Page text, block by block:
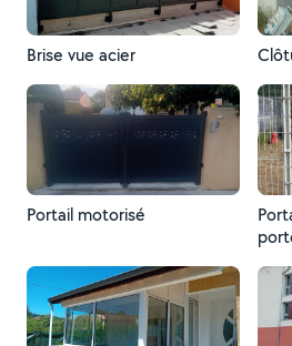
Brise vue acier
Portail motorisé